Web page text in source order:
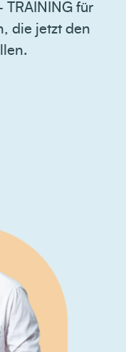
für
die jetzt den